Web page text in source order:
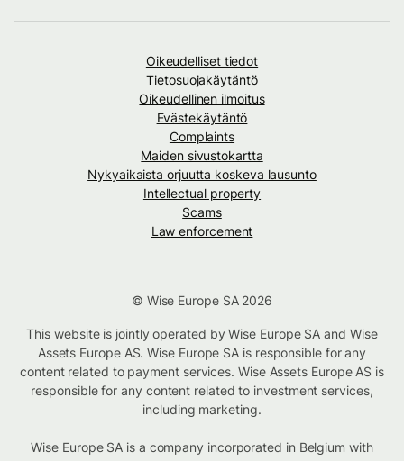
Oikeudelliset tiedot
Tietosuojakäytäntö
Oikeudellinen ilmoitus
Evästekäytäntö
Complaints
Maiden sivustokartta
Nykyaikaista orjuutta koskeva lausunto
Intellectual property
Scams
Law enforcement
© Wise Europe SA 2026
This website is jointly operated by Wise Europe SA and Wise
Assets Europe AS. Wise Europe SA is responsible for any
content related to payment services. Wise Assets Europe AS is
responsible for any content related to investment services,
including marketing.
Wise Europe SA is a company incorporated in Belgium with